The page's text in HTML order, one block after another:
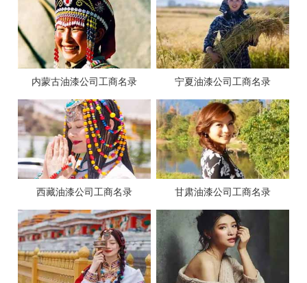
内蒙古油漆公司工商名录 宁夏油漆公司工商名录
西藏油漆公司工商名录 甘肃油漆公司工商名录